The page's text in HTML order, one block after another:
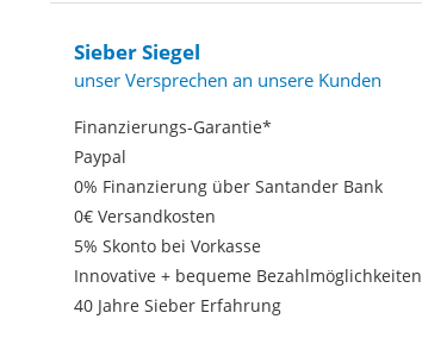
Sieber Siegel
unser Versprechen an unsere Kunden
Finanzierungs-Garantie*
Paypal
0% Finanzierung über Santander Bank
0€ Versandkosten
5% Skonto bei Vorkasse
Innovative + bequeme Bezahlmöglichkeiten
40 Jahre Sieber Erfahrung